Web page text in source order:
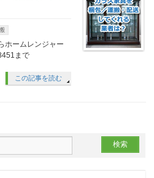
ホームレンジャー
まで
この記事を読む